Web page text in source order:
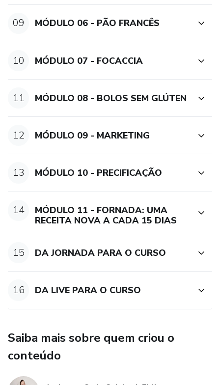
09 MÓDULO 06 - PÃO FRANCÊS
10 MÓDULO 07 - FOCACCIA
11 MÓDULO 08 - BOLOS SEM GLÚTEN
12 MÓDULO 09 - MARKETING
13 MÓDULO 10 - PRECIFICAÇÃO
14
MÓDULO 11 - FORNADA: UMA
RECEITA NOVA A CADA 15 DIAS
15 DA JORNADA PARA O CURSO
16 DA LIVE PARA O CURSO
Saiba mais sobre quem criou o
conteúdo